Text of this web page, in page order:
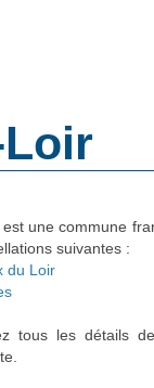
est une commune
suivantes :
du Loir
tous les détails